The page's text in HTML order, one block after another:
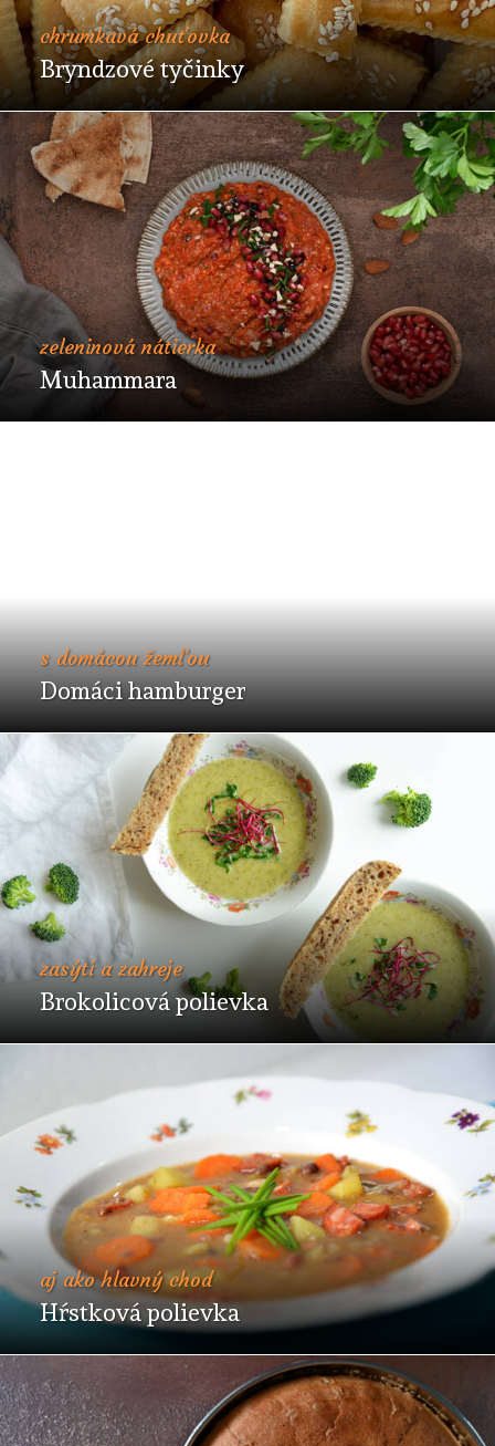
chrumkavá chuťovka
Bryndzové tyčinky
zeleninová nátierka
Muhammara
s domácou žemľou
Domáci hamburger
zasýti a zahreje
Brokolicová polievka
aj ako hlavný chod
Hŕstková polievka